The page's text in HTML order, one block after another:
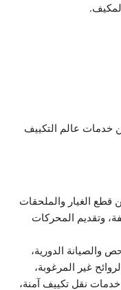
عالم التكييف
قطع الغيار والملحقات
وتقديم المحركات
والصيانة الدورية،
غير المرغوبة،
نقل تكييف آمنة،